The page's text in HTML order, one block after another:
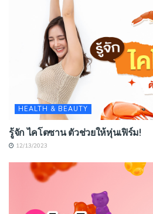
HEALTH & BEAUTY
รู้จัก ไคโตซาน ตัวช่วยให้หุ่นเฟิร์ม!
12/13/2023